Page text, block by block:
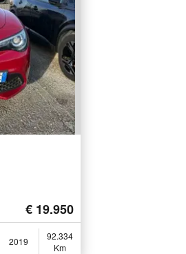
€ 19.950
2019
92.334
Km